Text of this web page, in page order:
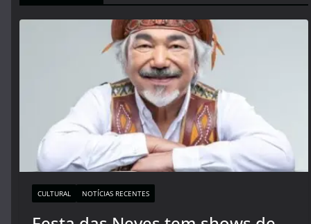
CULTURAL NOTÍCIAS RECENTES